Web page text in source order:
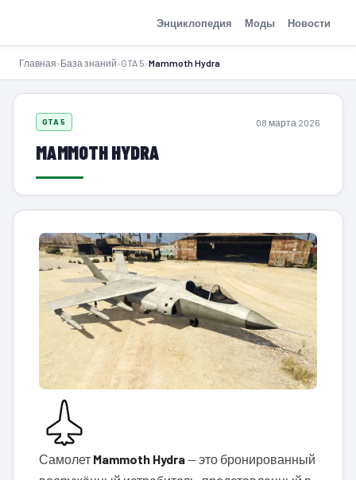
Энциклопедия Моды Новости
Главная›База знаний›GTA 5›Mammoth Hydra
GTA 5 08 марта 2026
MAMMOTH HYDRA
Самолет Mammoth Hydra— это бронированный